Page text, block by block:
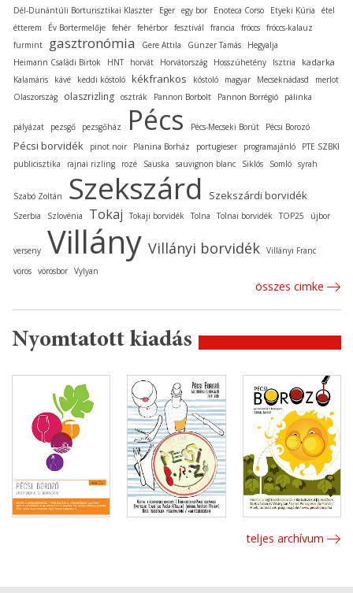
Dél-Dunántúli Borturisztikai Klaszter
Eger egy bor Enoteca Corso Etyeki Kúria
étel
étterem
Év Bortermelője fehér fehérbor fesztivál francia fröccs fröccs-kalauz
furmint
gasztronómia Gere Attila Günzer Tamás
Hegyalja
Heimann Családi Birtok
HNT horvát Horvátország Hosszúhetény Isztria kadarka
Kalamáris kávé keddi kóstoló kékfrankos kóstoló magyar Mecseknádasd
merlot
Olaszország
olaszrizling osztrák Pannon Borbolt Pannon Borrégió pálinka
pályázat pezsgő pezsgőház Pécs Pécs-Mecseki Borút Pécsi Borozó
Pécsi borvidék pinot noir Planina Borház portugieser programajánló
PTE SZBKI
publicisztika
rajnai rizling rozé Sauska sauvignon blanc Siklós Somló syrah
Szabó Zoltán Szekszárd Szekszárdi borvidék
Szerbia Szlovénia Tokaj Tokaji borvidék Tolna Tolnai borvidék TOP25 újbor
verseny Villány Villányi borvidék Villányi Franc
vörös vörösbor Vylyan
összes cimke
Nyomtatott kiadás
teljes archívum